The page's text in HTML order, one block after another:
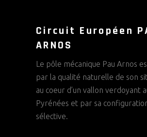
Circuit Européen
ARNOS
Le pôle mécanique Pau Arnos
par la qualité naturelle de son
au coeur d’un vallon verdoyant
Pyrénées et par sa
sélective.